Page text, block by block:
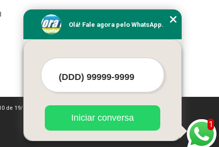
de 19/02/1998)
1
Olá! Fale agora pelo WhatsApp.
Iniciar conversa